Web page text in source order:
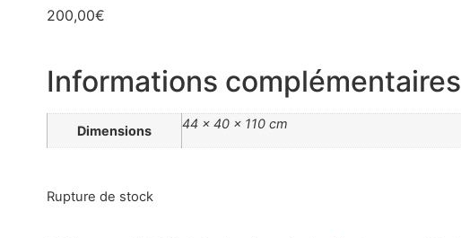
200,00€
Informations complémentaires
Dimensions 44 × 40 × 110 cm
Rupture de stock